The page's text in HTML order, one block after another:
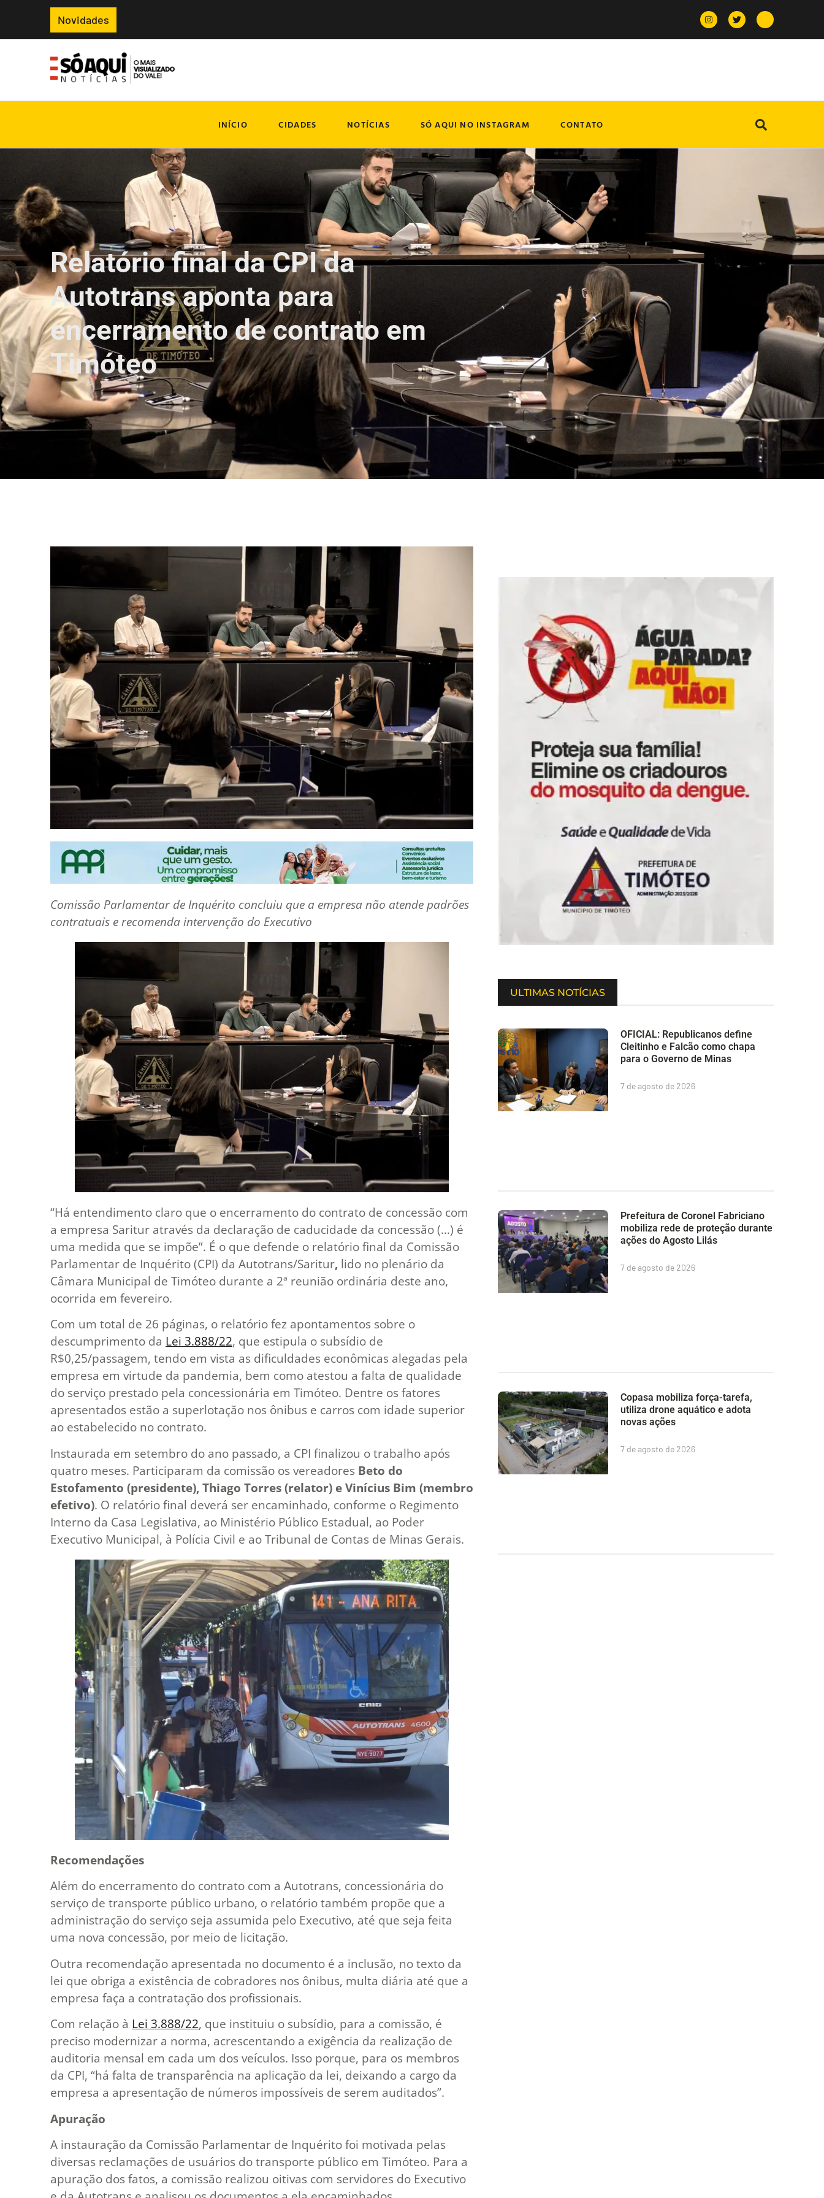
Novidades
INÍCIO CIDADES NOTÍCIAS SÓ AQUI NO INSTAGRAM CONTATO
Relatório final da CPI da
Autotrans aponta para
encerramento de contrato em
Timóteo
Comissão Parlamentar de Inquérito concluiu que a empresa não atende padrões
contratuais e recomenda intervenção do Executivo
“Há entendimento claro que o encerramento do contrato de concessão com
a empresa Saritur através da declaração de caducidade da concessão (…) é
uma medida que se impõe”. É o que defende o relatório final da Comissão
Parlamentar de Inquérito (CPI) da Autotrans/Saritur, lido no plenário da
Câmara Municipal de Timóteo durante a 2ª reunião ordinária deste ano,
ocorrida em fevereiro.
Com um total de 26 páginas, o relatório fez apontamentos sobre o
descumprimento da Lei 3.888/22, que estipula o subsídio de
R$0,25/passagem, tendo em vista as dificuldades econômicas alegadas pela
empresa em virtude da pandemia, bem como atestou a falta de qualidade
do serviço prestado pela concessionária em Timóteo. Dentre os fatores
apresentados estão a superlotação nos ônibus e carros com idade superior
ao estabelecido no contrato.
Instaurada em setembro do ano passado, a CPI finalizou o trabalho após
quatro meses. Participaram da comissão os vereadores Beto do
Estofamento (presidente), Thiago Torres (relator) e Vinícius Bim (membro
efetivo). O relatório final deverá ser encaminhado, conforme o Regimento
Interno da Casa Legislativa, ao Ministério Público Estadual, ao Poder
Executivo Municipal, à Polícia Civil e ao Tribunal de Contas de Minas Gerais.
Recomendações
Além do encerramento do contrato com a Autotrans, concessionária do
serviço de transporte público urbano, o relatório também propõe que a
administração do serviço seja assumida pelo Executivo, até que seja feita
uma nova concessão, por meio de licitação.
Outra recomendação apresentada no documento é a inclusão, no texto da
lei que obriga a existência de cobradores nos ônibus, multa diária até que a
empresa faça a contratação dos profissionais.
Com relação à Lei 3.888/22, que instituiu o subsídio, para a comissão, é
preciso modernizar a norma, acrescentando a exigência da realização de
auditoria mensal em cada um dos veículos. Isso porque, para os membros
da CPI, “há falta de transparência na aplicação da lei, deixando a cargo da
empresa a apresentação de números impossíveis de serem auditados”.
Apuração
A instauração da Comissão Parlamentar de Inquérito foi motivada pelas
diversas reclamações de usuários do transporte público em Timóteo. Para a
apuração dos fatos, a comissão realizou oitivas com servidores do Executivo
ULTIMAS NOTÍCIAS
OFICIAL: Republicanos define
Cleitinho e Falcão como chapa
para o Governo de Minas
7 de agosto de 2026
Prefeitura de Coronel Fabriciano
mobiliza rede de proteção durante
ações do Agosto Lilás
7 de agosto de 2026
Copasa mobiliza força-tarefa,
utiliza drone aquático e adota
novas ações
7 de agosto de 2026